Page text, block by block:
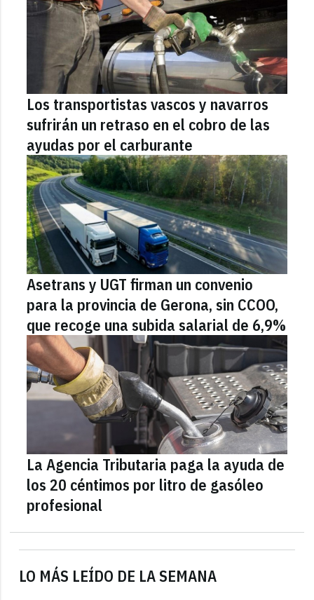
LO MÁS LEÍDO DE LA SEMANA
Los transportistas vascos y navarros
sufrirán un retraso en el cobro de las
ayudas por el carburante
Asetrans y UGT firman un convenio
para la provincia de Gerona, sin CCOO,
que recoge una subida salarial de 6,9%
La Agencia Tributaria paga la ayuda de
los 20 céntimos por litro de gasóleo
profesional